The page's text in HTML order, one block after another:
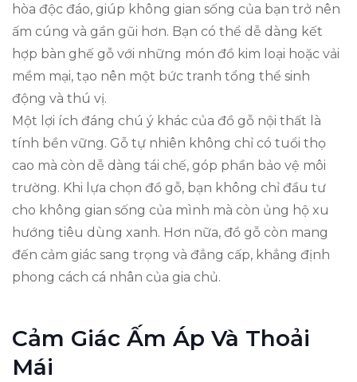
hòa độc đáo, giúp không gian sống của bạn trở nên
ấm cúng và gần gũi hơn. Bạn có thể dễ dàng kết
hợp bàn ghế gỗ với những món đồ kim loại hoặc vải
mềm mại, tạo nên một bức tranh tổng thể sinh
động và thú vị.
Một lợi ích đáng chú ý khác của đồ gỗ nội thất là
tính bền vững. Gỗ tự nhiên không chỉ có tuổi thọ
cao mà còn dễ dàng tái chế, góp phần bảo vệ môi
trường. Khi lựa chọn đồ gỗ, bạn không chỉ đầu tư
cho không gian sống của mình mà còn ủng hộ xu
hướng tiêu dùng xanh. Hơn nữa, đồ gỗ còn mang
đến cảm giác sang trọng và đẳng cấp, khẳng định
phong cách cá nhân của gia chủ.
Cảm Giác Ấm Áp Và Thoải
Mái